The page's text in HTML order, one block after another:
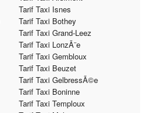
Tarif Taxi Isnes
Tarif Taxi Bothey
Tarif Taxi Grand-Leez
Tarif Taxi LonzÃ¨e
Tarif Taxi Gembloux
Tarif Taxi Beuzet
Tarif Taxi GelbressÃ©e
Tarif Taxi Boninne
Tarif Taxi Temploux